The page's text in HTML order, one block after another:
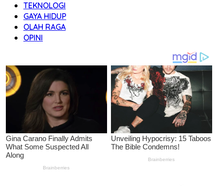
TEKNOLOGI
GAYA HIDUP
OLAH RAGA
OPINI